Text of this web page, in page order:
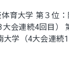
育大学 第３位
会連続4回目）
学（4大会連続